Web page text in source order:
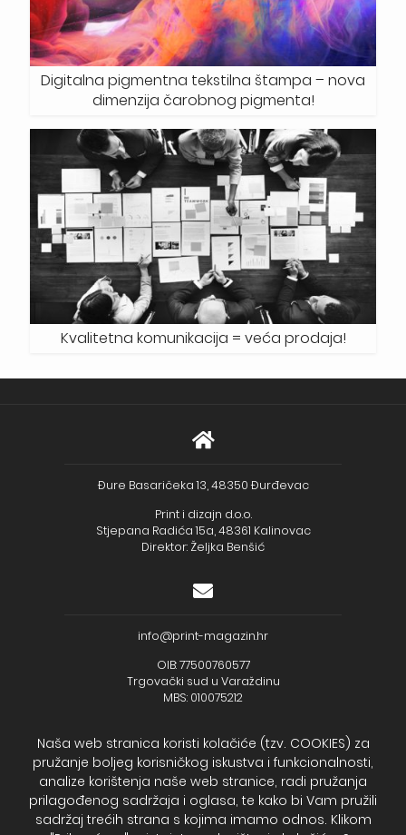
Digitalna pigmentna tekstilna štampa – nova
dimenzija čarobnog pigmenta!
Kvalitetna komunikacija = veća prodaja!
Đure Basaričeka 13, 48350 Đurđevac
Print i dizajn d.o.o.
Stjepana Radića 15a, 48361 Kalinovac
Direktor: Željka Benšić
info@print-magazin.hr
OIB: 77500760577
Trgovački sud u Varaždinu
MBS: 010075212
+385 (48) 733 111
Zagrebačka banka d.d.
Naša web stranica koristi kolačiće (tzv. COOKIES) za
pružanje boljeg korisničkog iskustva i funkcionalnosti,
analize korištenja naše web stranice, radi pružanja
prilagođenog sadržaja i oglasa, te kako bi Vam pružili
sadržaj trećih strana s kojima imamo odnos. Klikom